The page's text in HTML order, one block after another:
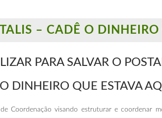
– CADÊ O
PARA SALVAR O
DINHEIRO QUE ESTAVA
Coordenação visando estruturar e coordenar